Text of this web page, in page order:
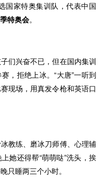
国家特奥集训队，代表中国
特奥会。
们兴奋不已，但在国内集训
，拒绝上冰。“大唐”一听到
现场，用真发令枪和英语口
教练、磨冰刀师傅、心理辅
她还得帮“萌萌哒”洗头，挨
只睡两三个小时。